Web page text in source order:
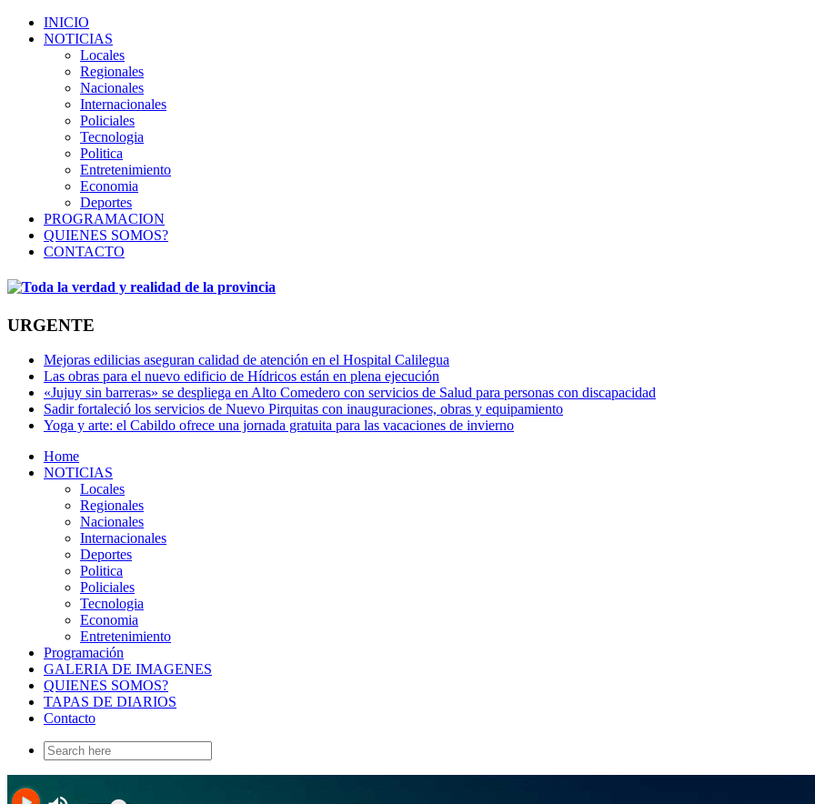
INICIO
NOTICIAS
Locales
Regionales
Nacionales
Internacionales
Policiales
Tecnologia
Politica
Entretenimiento
Economia
Deportes
PROGRAMACION
QUIENES SOMOS?
CONTACTO
URGENTE
Mejoras edilicias aseguran calidad de atención en el Hospital Calilegua
Las obras para el nuevo edificio de Hídricos están en plena ejecución
«Jujuy sin barreras» se despliega en Alto Comedero con servicios de Salud para personas con discapacidad
Sadir fortaleció los servicios de Nuevo Pirquitas con inauguraciones, obras y equipamiento
Yoga y arte: el Cabildo ofrece una jornada gratuita para las vacaciones de invierno
Home
NOTICIAS
Locales
Regionales
Nacionales
Internacionales
Deportes
Politica
Policiales
Tecnologia
Economia
Entretenimiento
Programación
GALERIA DE IMAGENES
QUIENES SOMOS?
TAPAS DE DIARIOS
Contacto
Search
for: